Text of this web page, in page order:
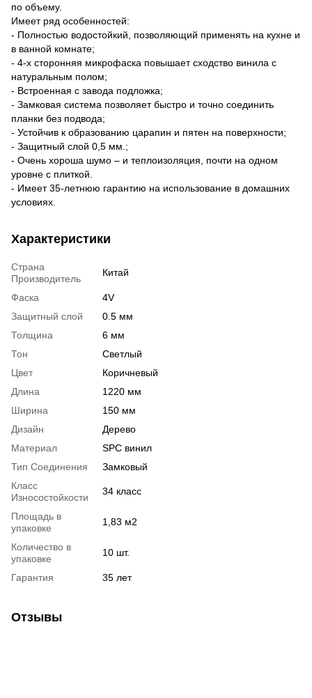
по объему.
Имеет ряд особенностей:
- Полностью водостойкий, позволяющий применять на кухне и
в ванной комнате;
- 4-х сторонняя микрофаска повышает сходство винила с
натуральным полом;
- Встроенная с завода подложка;
- Замковая система позволяет быстро и точно соединить
планки без подвода;
- Устойчив к образованию царапин и пятен на поверхности;
- Защитный слой 0,5 мм.;
- Очень хороша шумо – и теплоизоляция, почти на одном
уровне с плиткой.
- Имеет 35-летнюю гарантию на использование в домашних
условиях.
Характеристики
Страна
Производитель
Китай
Фаска
4V
Защитный слой
0.5 мм
Толщина
6 мм
Тон
Светлый
Цвет
Коричневый
Длина
1220 мм
Ширина
150 мм
Дизайн
Дерево
Материал
SPC винил
Тип Соединения
Замковый
Класс
Износостойкости
34 класс
Площадь в
упаковке
1,83 м2
Количество в
упаковке
10 шт.
Гарантия 35 лет
Отзывы